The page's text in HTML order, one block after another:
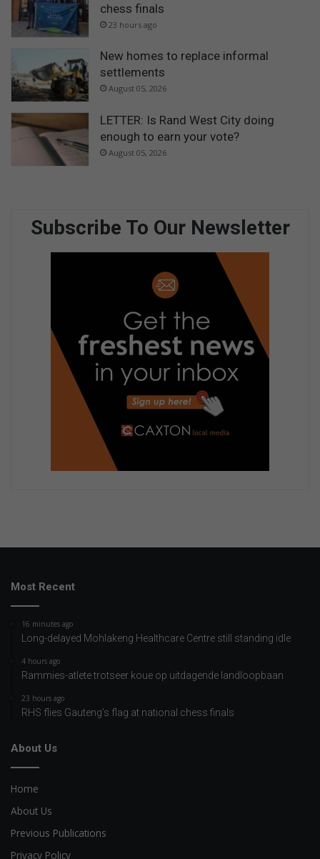
chess finals
23 hours ago
New homes to replace informal
settlements
August 05, 2026
LETTER: Is Rand West City doing
enough to earn your vote?
August 05, 2026
Subscribe To Our Newsletter
Most Recent
16 minutes ago
Long-delayed Mohlakeng Healthcare Centre still standing idle
4 hours ago
Rammies-atlete trotseer koue op uitdagende landloopbaan
23 hours ago
RHS flies Gauteng’s flag at national chess finals
About Us
Home
About Us
Previous Publications
Privacy Policy